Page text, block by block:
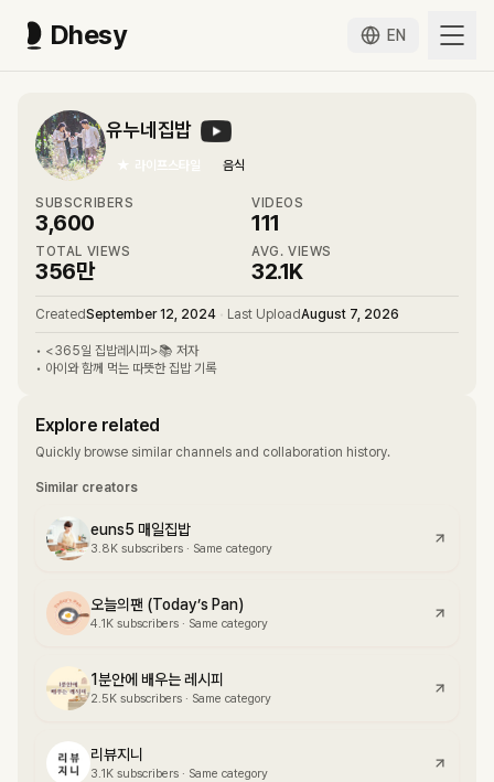
Dhesy EN
유누네집밥
★ 라이프스타일 음식
SUBSCRIBERS
3,600
VIDEOS
111
TOTAL VIEWS
356만
AVG. VIEWS
32.1K
CreatedSeptember 12, 2024 Last UploadAugust 7, 2026
• <365일 집밥레시피>📚 저자
• 아이와 함께 먹는 따뜻한 집밥 기록
Explore related
Quickly browse similar channels and collaboration history.
Similar creators
euns5 매일집밥
3.8K subscribers · Same category
오늘의팬 (Today’s Pan)
4.1K subscribers · Same category
1분안에 배우는 레시피
2.5K subscribers · Same category
리뷰지니
3.1K subscribers · Same category